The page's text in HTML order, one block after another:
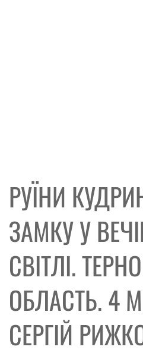
РУЇНИ
ЗАМКУ У
СВІТЛІ.
ОБЛАСТЬ. 4
СЕРГІЙ